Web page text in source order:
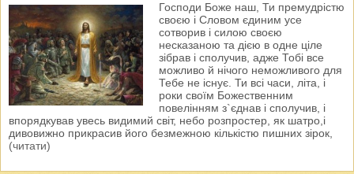
Господи Боже наш, Ти премудрістю
своєю і Словом єдиним усе
сотворив і силою своєю
несказаною та дією в одне ціле
зібрав і сполучив, адже Тобі все
можливо й нічого неможливого для
Тебе не існує. Ти всі часи, літа, і
роки своїм Божественним
повелінням з`єднав і сполучив, і
впорядкував увесь видимий світ, небо розпростер, як шатро,і
дивовижно прикрасив його безмежною кількістю пишних зірок,
(читати)